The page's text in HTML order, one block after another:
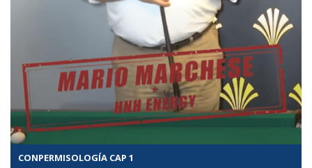
CONPERMISOLOGÍA CAP 1